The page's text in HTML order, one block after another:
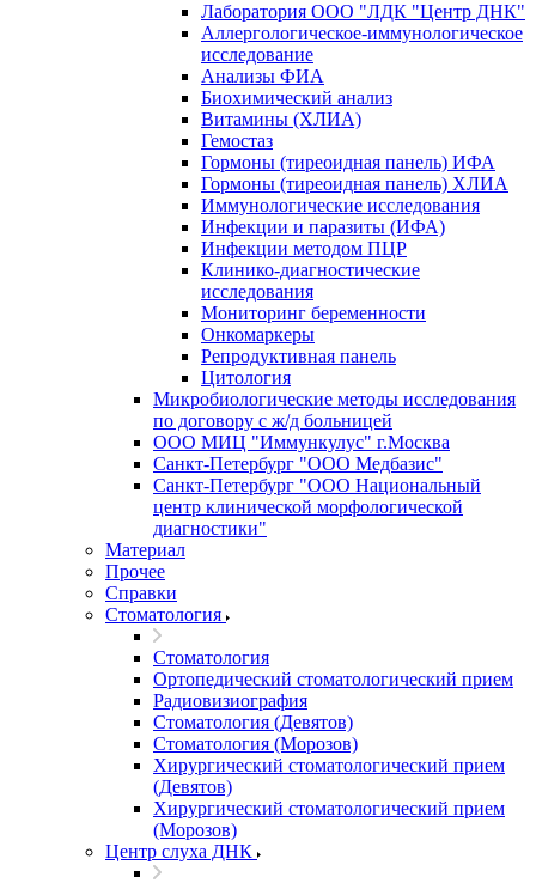
Лаборатория ООО "ЛДК "Центр ДНК"
Аллергологическое-иммунологическое
исследование
Анализы ФИА
Биохимический анализ
Витамины (ХЛИА)
Гемостаз
Гормоны (тиреоидная панель) ИФА
Гормоны (тиреоидная панель) ХЛИА
Иммунологические исследования
Инфекции и паразиты (ИФА)
Инфекции методом ПЦР
Клинико-диагностические
исследования
Мониторинг беременности
Онкомаркеры
Репродуктивная панель
Цитология
Микробиологические методы исследования
по договору с ж/д больницей
ООО МИЦ "Иммункулус" г.Москва
Санкт-Петербург "ООО Медбазис"
Санкт-Петербург "ООО Национальный
центр клинической морфологической
диагностики"
Материал
Прочее
Справки
Стоматология
Стоматология
Ортопедический стоматологический прием
Радиовизиография
Стоматология (Девятов)
Стоматология (Морозов)
Хирургический стоматологический прием
(Девятов)
Хирургический стоматологический прием
(Морозов)
Центр слуха ДНК